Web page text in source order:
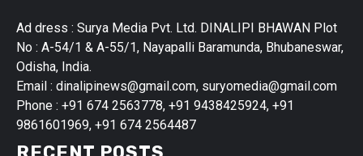
Ad dress : Surya Media Pvt. Ltd. DINALIPI BHAWAN Plot
No : A-54/1 & A-55/1, Nayapalli Baramunda, Bhubaneswar,
Odisha, India.
Email : dinalipinews@gmail.com, suryomedia@gmail.com
Phone : +91 674 2563778, +91 9438425924, +91
9861601969, +91 674 2564487